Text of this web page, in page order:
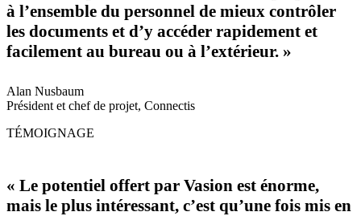
à l’ensemble du personnel de mieux contrôler
les documents et d’y accéder rapidement et
facilement au bureau ou à l’extérieur. »
Alan Nusbaum
Président et chef de projet, Connectis
TÉMOIGNAGE
« Le potentiel offert par Vasion est énorme,
mais le plus intéressant, c’est qu’une fois mis en